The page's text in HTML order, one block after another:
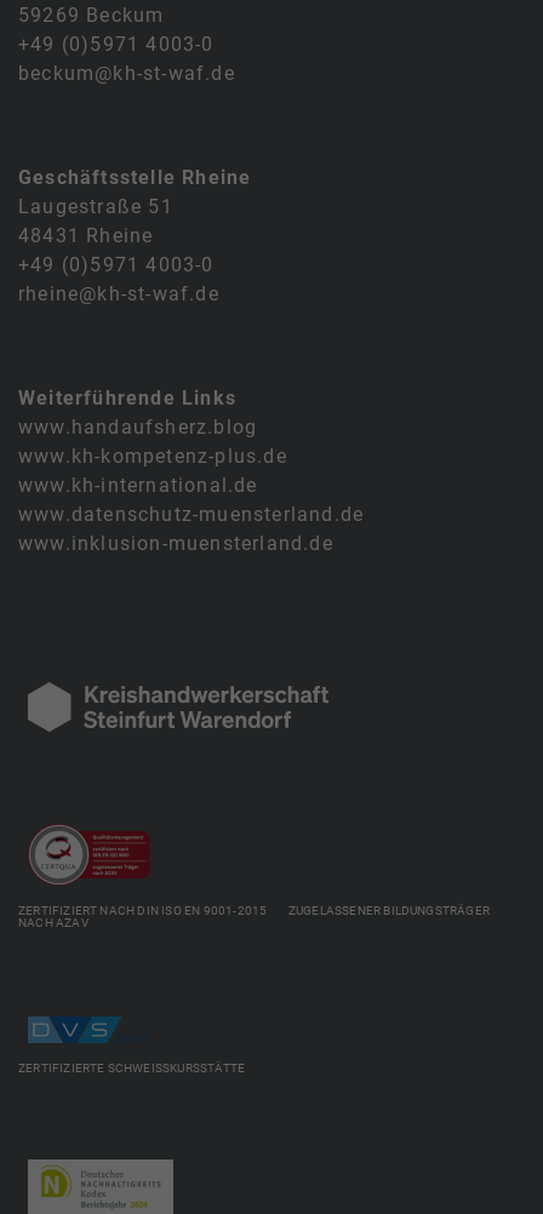
59269 Beckum
+49 (0)5971 4003-0
beckum@kh-st-waf.de
Geschäftsstelle Rheine
Laugestraße 51
48431 Rheine
+49 (0)5971 4003-0
rheine@kh-st-waf.de
Weiterführende Links
www.handaufsherz.blog
www.kh-kompetenz-plus.de
www.kh-international.de
www.datenschutz-muensterland.de
www.inklusion-muensterland.de
ZERTIFIZIERT NACH DIN ISO EN 9001-2015 ZUGELASSENER BILDUNGSTRÄGER
NACH AZAV
ZERTIFIZIERTE SCHWEISSKURSSTÄTTE